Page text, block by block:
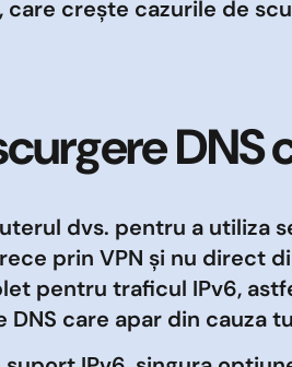
crește cazurile de
DNS
dvs. pentru a utiliza
prin VPN și nu direct
pentru traficul IPv6,
care apar din cauza